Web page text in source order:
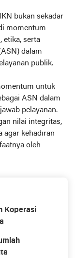
bukan sekadar
momentum
etika, serta
dalam
publik.
untuk
ASN dalam
pelayanan.
nilai integritas,
agar kehadiran
oleh
Koperasi